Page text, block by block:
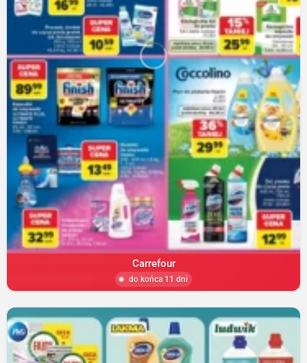
Carrefour
do końca 11 dni